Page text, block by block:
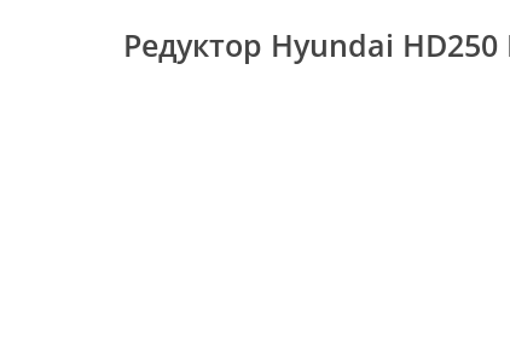
Редуктор Hyundai